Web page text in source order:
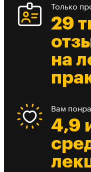
Только
29
на
Вам
4,9